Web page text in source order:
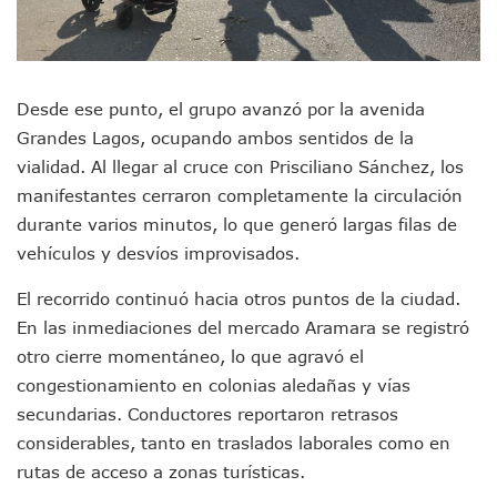
Playa Las Cocinas: Retiran Concesión Y Anuncian Plan De
Dr. Álvarez Zayas Dirige Plan De Salud Animal Y
“El Mayo” Zambada Es Condenado A Morir En Prisión En
Orgullo Vallartense: Zhoemí Luévanos Competirá En El
Brigada Forense Brindará Atención A Familias De
Vecinos De Vallarta 500 Exponen Queja De Vialidades A
Pelea De Extranjera Durante Función De “La Odisea” En
Joven Esgrimista De Puerto Vallarta Asegura Lugar En El
Llegan Camiones “oruga” A Puerto Vallarta Con
Monzón Mexicano Causará Lluvias Muy Fuertes En
Acusado De Homicidio En El Tuito Permanecerá Un Año
Donald Trump Asistirá A La Final Del Mundial 2026 Entre
Retiran 10 Toneladas De Macroalga En Playa De
Arranca Copa México De Clavados Zapopan 2026 En El
Munguía Analiza Pedir 100 MDP De Adelanto De
Bomberas De Vallarta Asistirán A Simposio Internacional
Desde ese punto, el grupo avanzó por la avenida
Grandes Lagos, ocupando ambos sentidos de la
vialidad. Al llegar al cruce con Prisciliano Sánchez, los
manifestantes cerraron completamente la circulación
durante varios minutos, lo que generó largas filas de
vehículos y desvíos improvisados.
El recorrido continuó hacia otros puntos de la ciudad.
En las inmediaciones del mercado Aramara se registró
otro cierre momentáneo, lo que agravó el
congestionamiento en colonias aledañas y vías
secundarias. Conductores reportaron retrasos
considerables, tanto en traslados laborales como en
rutas de acceso a zonas turísticas.